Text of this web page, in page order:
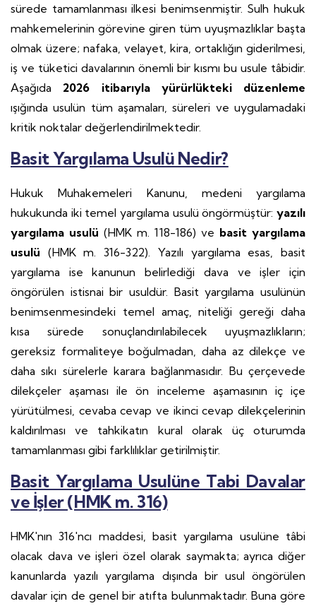
sürede tamamlanması ilkesi benimsenmiştir. Sulh hukuk
mahkemelerinin görevine giren tüm uyuşmazlıklar başta
olmak üzere; nafaka, velayet, kira, ortaklığın giderilmesi,
iş ve tüketici davalarının önemli bir kısmı bu usule tâbidir.
Aşağıda 2026 itibarıyla yürürlükteki düzenleme
ışığında usulün tüm aşamaları, süreleri ve uygulamadaki
kritik noktalar değerlendirilmektedir.
Basit Yargılama Usulü Nedir?
Hukuk Muhakemeleri Kanunu, medeni yargılama
hukukunda iki temel yargılama usulü öngörmüştür: yazılı
yargılama usulü (HMK m. 118-186) ve basit yargılama
usulü (HMK m. 316-322). Yazılı yargılama esas, basit
yargılama ise kanunun belirlediği dava ve işler için
öngörülen istisnai bir usuldür. Basit yargılama usulünün
benimsenmesindeki temel amaç, niteliği gereği daha
kısa sürede sonuçlandırılabilecek uyuşmazlıkların;
gereksiz formaliteye boğulmadan, daha az dilekçe ve
daha sıkı sürelerle karara bağlanmasıdır. Bu çerçevede
dilekçeler aşaması ile ön inceleme aşamasının iç içe
yürütülmesi, cevaba cevap ve ikinci cevap dilekçelerinin
kaldırılması ve tahkikatın kural olarak üç oturumda
tamamlanması gibi farklılıklar getirilmiştir.
Basit Yargılama Usulüne Tabi Davalar
ve İşler (HMK m. 316)
HMK'nın 316'ncı maddesi, basit yargılama usulüne tâbi
olacak dava ve işleri özel olarak saymakta; ayrıca diğer
kanunlarda yazılı yargılama dışında bir usul öngörülen
davalar için de genel bir atıfta bulunmaktadır. Buna göre